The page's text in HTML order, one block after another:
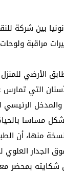
بين شركة
مراقبة
الأرضي
التي
الرئيسي
مساسا
منها، أن
الجدار العلوي
شكايته